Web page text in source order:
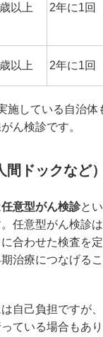
以上 2年に1回
以上 2年に1回
施している自治体
ん検診です。
間ドックなど
任意型がん検診と
任意型がん検診
合わせた検査を
治療につなげる
自己負担ですが
ている場合もあ